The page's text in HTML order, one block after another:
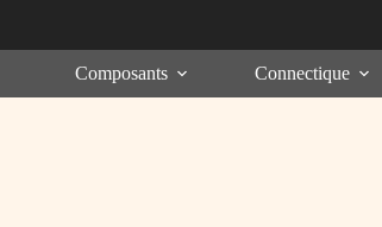
Composants Connectique